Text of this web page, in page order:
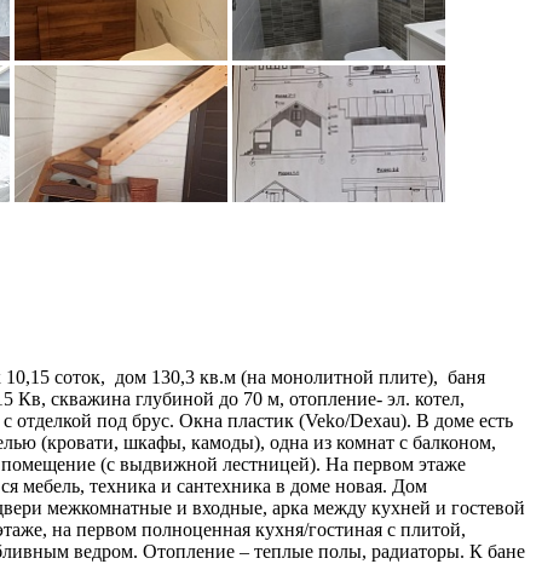
10,15 соток, дом 130,3 кв.м (на монолитной плите), баня
скважина глубиной до 70 м, отопление- эл. котел,
под брус. Окна пластик (Veko/Dexau). В доме есть
(кровати, шкафы, камоды), одна из комнат с балконом,
(с выдвижной лестницей). На первом этаже
мебель, техника и сантехника в доме новая. Дом
межкомнатные и входные, арка между кухней и гостевой
на первом полноценная кухня/гостиная с плитой,
ведром. Отопление – теплые полы, радиаторы. К бане